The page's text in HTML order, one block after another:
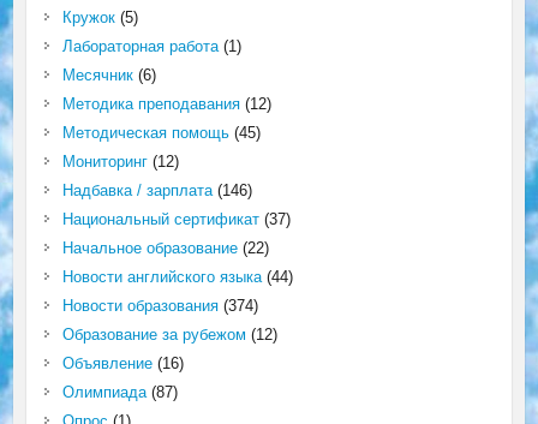
Кружок(5)
Лабораторная работа(1)
Месячник(6)
Методика преподавания(12)
Методическая помощь(45)
Мониторинг(12)
Надбавка / зарплата(146)
Национальный сертификат(37)
Начальное образование(22)
Новости английского языка(44)
Новости образования(374)
Образование за рубежом (12)
Объявление(16)
Олимпиада(87)